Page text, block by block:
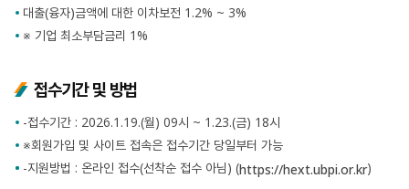
대출(융자)금액에 대한 이차보전 1.2% ~ 3%
※ 기업 최소부담금리 1%
접수기간 및 방법
-접수기간 : 2026.1.19.(월) 09시 ~ 1.23.(금) 18시
※회원가입 및 사이트 접속은 접수기간 당일부터 가능
-지원방법 : 온라인 접수(선착순 접수 아님) (https://hext.ubpi.or.kr)